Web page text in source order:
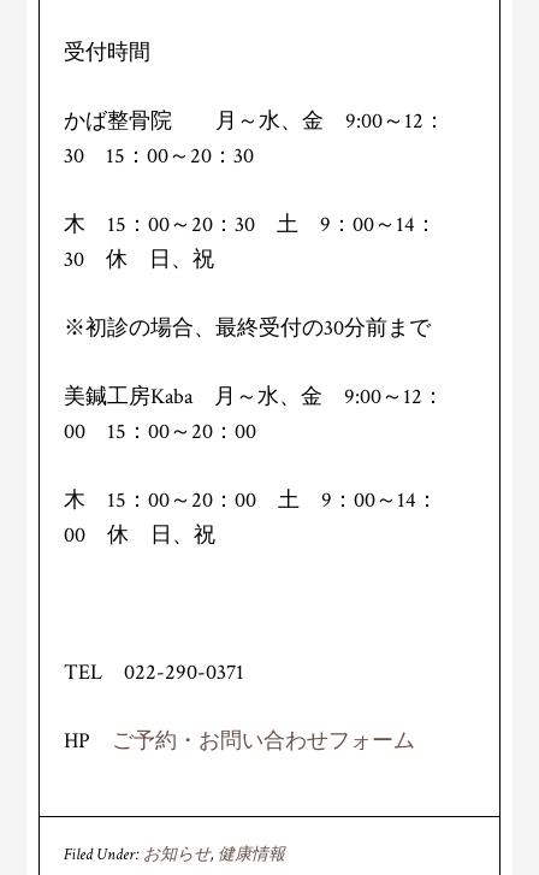
受付時間
かば整骨院 月～水、金 9:00～12：
30 15：00～20：30
木 15：00～20：30 土 9：00～14：
30 休 日、祝
※初診の場合、最終受付の30分前まで
美鍼工房Kaba 月～水、金 9:00～12：
00 15：00～20：00
木 15：00～20：00 土 9：00～14：
00 休 日、祝
TEL 022-290-0371
HP ご予約・お問い合わせフォーム
Filed Under: お知らせ, 健康情報